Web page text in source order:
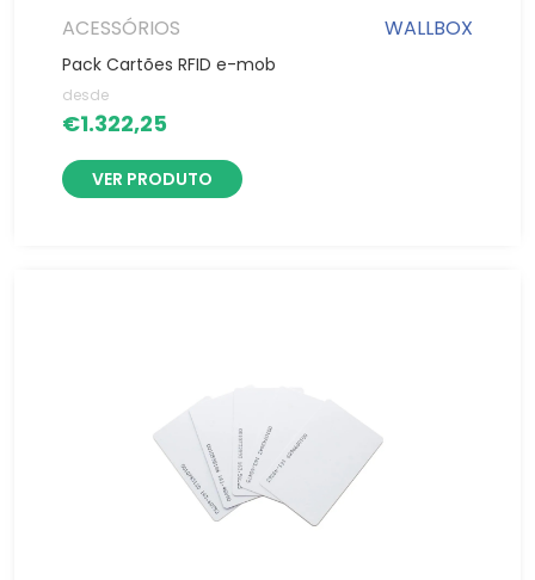
ACESSÓRIOS WALLBOX
Pack Cartões RFID e-mob
desde
€1.322,25
VER PRODUTO